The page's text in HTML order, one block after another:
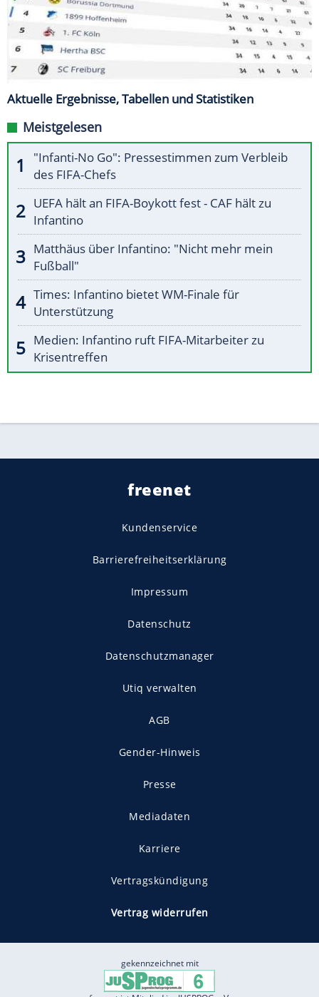
Aktuelle Ergebnisse, Tabellen und Statistiken
Meistgelesen
"Infanti-No Go": Pressestimmen zum Verbleib
des FIFA-Chefs
UEFA hält an FIFA-Boykott fest - CAF hält zu
Infantino
Matthäus über Infantino: "Nicht mehr mein
Fußball"
Times: Infantino bietet WM-Finale für
Unterstützung
Medien: Infantino ruft FIFA-Mitarbeiter zu
Krisentreffen
freenet
Kundenservice
Barrierefreiheitserklärung
Impressum
Datenschutz
Datenschutzmanager
Utiq verwalten
AGB
Gender-Hinweis
Presse
Mediadaten
Karriere
Vertragskündigung
Vertrag widerrufen
gekennzeichnet mit